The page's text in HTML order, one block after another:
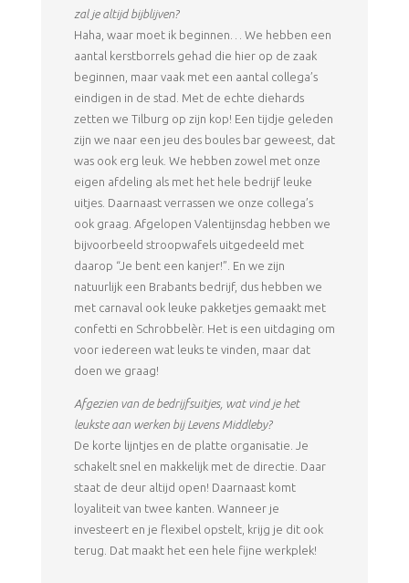
zal je altijd bijblijven?
Haha, waar moet ik beginnen… We hebben een
aantal kerstborrels gehad die hier op de zaak
beginnen, maar vaak met een aantal collega’s
eindigen in de stad. Met de echte diehards
zetten we Tilburg op zijn kop! Een tijdje geleden
zijn we naar een jeu des boules bar geweest, dat
was ook erg leuk. We hebben zowel met onze
eigen afdeling als met het hele bedrijf leuke
uitjes. Daarnaast verrassen we onze collega’s
ook graag. Afgelopen Valentijnsdag hebben we
bijvoorbeeld stroopwafels uitgedeeld met
daarop “Je bent een kanjer!”. En we zijn
natuurlijk een Brabants bedrijf, dus hebben we
met carnaval ook leuke pakketjes gemaakt met
confetti en Schrobbelèr. Het is een uitdaging om
voor iedereen wat leuks te vinden, maar dat
doen we graag!
Afgezien van de bedrijfsuitjes, wat vind je het
leukste aan werken bij Levens Middleby?
De korte lijntjes en de platte organisatie. Je
schakelt snel en makkelijk met de directie. Daar
staat de deur altijd open! Daarnaast komt
loyaliteit van twee kanten. Wanneer je
investeert en je flexibel opstelt, krijg je dit ook
terug. Dat maakt het een hele fijne werkplek!